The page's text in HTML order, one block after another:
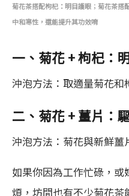
菊花茶搭配枸杞：明目護眼 ； 菊花茶搭
中和寒性，還能提升其功效唷
一、菊花 + 枸杞：
沖泡方法：取適量菊花
二、菊花 + 薑片：
沖泡方法：菊花與新鮮
如果你因為工作忙碌，
煩，坊間也有不少菊花